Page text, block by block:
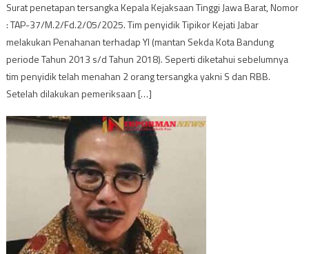
Surat penetapan tersangka Kepala Kejaksaan Tinggi Jawa Barat, Nomor
: TAP-37/M.2/Fd.2/05/2025. Tim penyidik Tipikor Kejati Jabar
melakukan Penahanan terhadap YI (mantan Sekda Kota Bandung
periode Tahun 2013 s/d Tahun 2018). Seperti diketahui sebelumnya
tim penyidik telah menahan 2 orang tersangka yakni S dan RBB.
Setelah dilakukan pemeriksaan […]